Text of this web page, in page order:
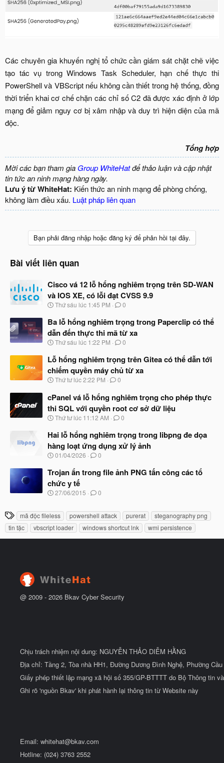
Các chuyên gia khuyến nghị tổ chức cần giám sát chặt chẽ việc
tạo tác vụ trong Windows Task Scheduler, hạn chế thực thi
PowerShell và VBScript nếu không cần thiết trong hệ thống, đồng
thời triển khai cơ chế chặn các chỉ số C2 đã được xác định ở lớp
mạng để giảm nguy cơ bị xâm nhập và duy trì hiện diện của mã
độc.​
Tổng hợp
Mời các bạn tham gia Group WhiteHatđể thảo luận và cập nhật
tin tức an ninh mạng hàng ngày.
Lưu ý từ WhiteHat: Kiến thức an ninh mạng để phòng chống,
không làm điều xấu. Luật pháp liên quan
Bạn phải đăng nhập hoặc đăng ký để phản hồi tại đây.
Bài viết liên quan
Cisco vá 12 lỗ hổng nghiêm trọng trên SD-WAN
và IOS XE, có lỗi đạt CVSS 9.9
N
à
y
b
ắ
đ
ầ
u
Thứ sáu lúc 1:45 PM 0
Ba lỗ hổng nghiêm trọng trong Paperclip có thể
dẫn đến thực thi mã từ xa
N
à
b
ắ
đ
ầ
u
Thứ sáu lúc 1:22 PM 0
Lỗ hổng nghiêm trọng trên Gitea có thể dẫn tới
chiếm quyền máy chủ từ xa
N
à
y
b
ắ
đ
ầ
u
Thứ tư lúc 2:22 PM 0
cPanel vá lỗ hổng nghiêm trọng cho phép thực
thi SQL với quyền root cơ sở dữ liệu
N
à
b
ắ
đ
ầ
u
Thứ tư lúc 11:12 AM 0
Hai lỗ hổng nghiêm trọng trong libpng đe dọa
hàng loạt ứng dụng xử lý ảnh
N
à
b
ắ
đ
ầ
u
01/04/2026 0
Trojan ẩn trong file ảnh PNG tấn công các tổ
chức y tế
N
y
b
ắ
t
27/06/2015 0
T
h
ẻ
mã độc fileless powershell attack purerat
steganography png
tin tặc
vbscript loader windows shortcut lnk wmi persistence
@ 2009 - 2026 Bkav Cyber Security
Chịu trách nhiệm nội dung: NGUYỄN THẢO DIỄM HẰNG
Địa chỉ: Tầng 2, Tòa nhà HH1, Đường Dương Đình Nghệ, Phường
Giấy phép thiết lập mạng xã hội số 355/GP-BTTTT do Bộ Thông tin
Ghi rõ 'nguồn Bkav' khi phát hành lại thông tin từ Website này
Email: whitehat@bkav.com
Hotline: (024) 3763 2552